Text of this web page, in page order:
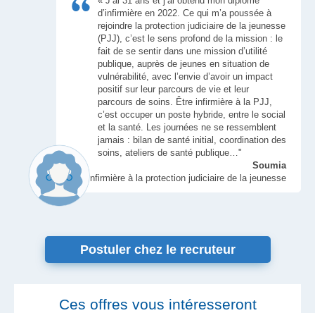
d’infirmière en 2022. Ce qui m’a poussée à
rejoindre la protection judiciaire de la jeunesse
(PJJ), c’est le sens profond de la mission : le
fait de se sentir dans une mission d’utilité
publique, auprès de jeunes en situation de
vulnérabilité, avec l’envie d’avoir un impact
positif sur leur parcours de vie et leur
parcours de soins. Être infirmière à la PJJ,
c’est occuper un poste hybride, entre le social
et la santé. Les journées ne se ressemblent
jamais : bilan de santé initial, coordination des
soins, ateliers de santé publique…"
Soumia
Infirmière à la protection judiciaire de la jeunesse
Postuler chez le recruteur
Ces offres vous intéresseront